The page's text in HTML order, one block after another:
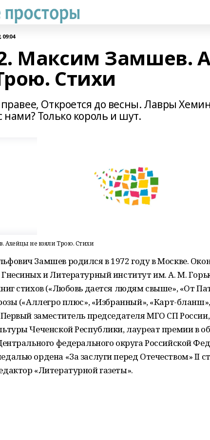
09:04
Максим Замшев.
Стихи
правее, Откроется до весны. Лавры
нами? Только король и шут.
Ахейцы не взяли Трою. Стихи
Замшев родился в 1972 году в Москве.
и Литературный институт им. А. М.
стихов («Любовь дается людям свыше», «От
(«Аллегро плюс», «Избранный», «Карт-
заместитель председателя МГО СП
Чеченской Республики, лауреат премии в
федерального округа Российской
ордена «За заслуги перед Отечеством» II
«Литературной газеты».